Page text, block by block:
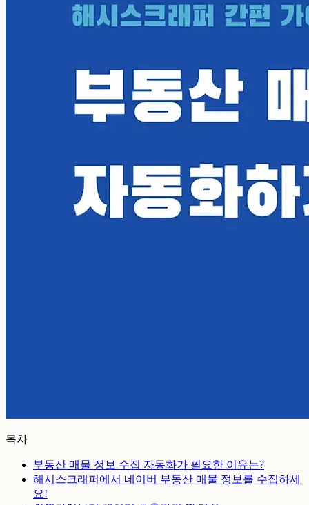
목차
부동산 매물 정보 수집 자동화가 필요한 이유는?
해시스크래퍼에서 네이버 부동산 매물 정보를 수집하세
요!